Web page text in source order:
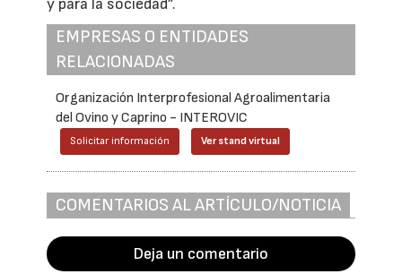
y para la sociedad”.
EMPRESAS O ENTIDADES
RELACIONADAS
Organización Interprofesional Agroalimentaria
del Ovino y Caprino - INTEROVIC
Solicitar información Ver stand virtual
COMENTARIOS AL ARTÍCULO/NOTICIA
Deja un comentario